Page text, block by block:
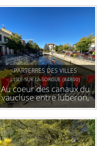
PARTERRES DES VILLES
L'ISLE-SUR-LA-SORGUE (84800)
Au coeur des canaux du
vaucluse entre luberon,
ventoux et alpilles, à